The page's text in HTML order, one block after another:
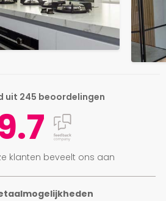
uit 245 beoordelingen
klanten beveelt ons aan